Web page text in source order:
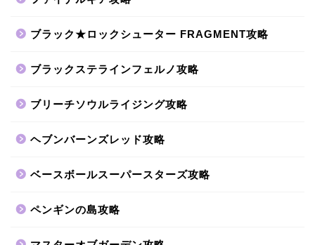
ブラック★ロックシューター FRAGMENT攻略
ブラックステラインフェルノ攻略
ブリーチソウルライジング攻略
ヘブンバーンズレッド攻略
ベースボールスーパースターズ攻略
ペンギンの島攻略